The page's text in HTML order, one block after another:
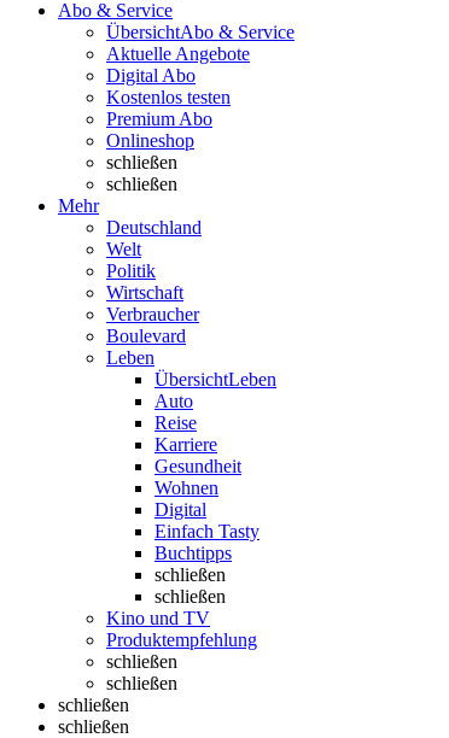
Abo & Service
ÜbersichtAbo & Service
Aktuelle Angebote
Digital Abo
Kostenlos testen
Premium Abo
Onlineshop
schließen
schließen
Mehr
Deutschland
Welt
Politik
Wirtschaft
Verbraucher
Boulevard
Leben
ÜbersichtLeben
Auto
Reise
Karriere
Gesundheit
Wohnen
Digital
Einfach Tasty
Buchtipps
schließen
schließen
Kino und TV
Produktempfehlung
schließen
schließen
schließen
schließen